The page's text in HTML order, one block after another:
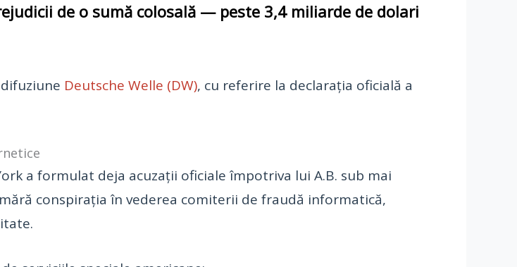
de o sumă colosală — peste 3,4 miliarde de dolari
Deutsche Welle (DW), cu referire la declarația oficială a
a formulat deja acuzații oficiale împotriva lui A.B. sub mai
conspirația în vederea comiterii de fraudă informatică,